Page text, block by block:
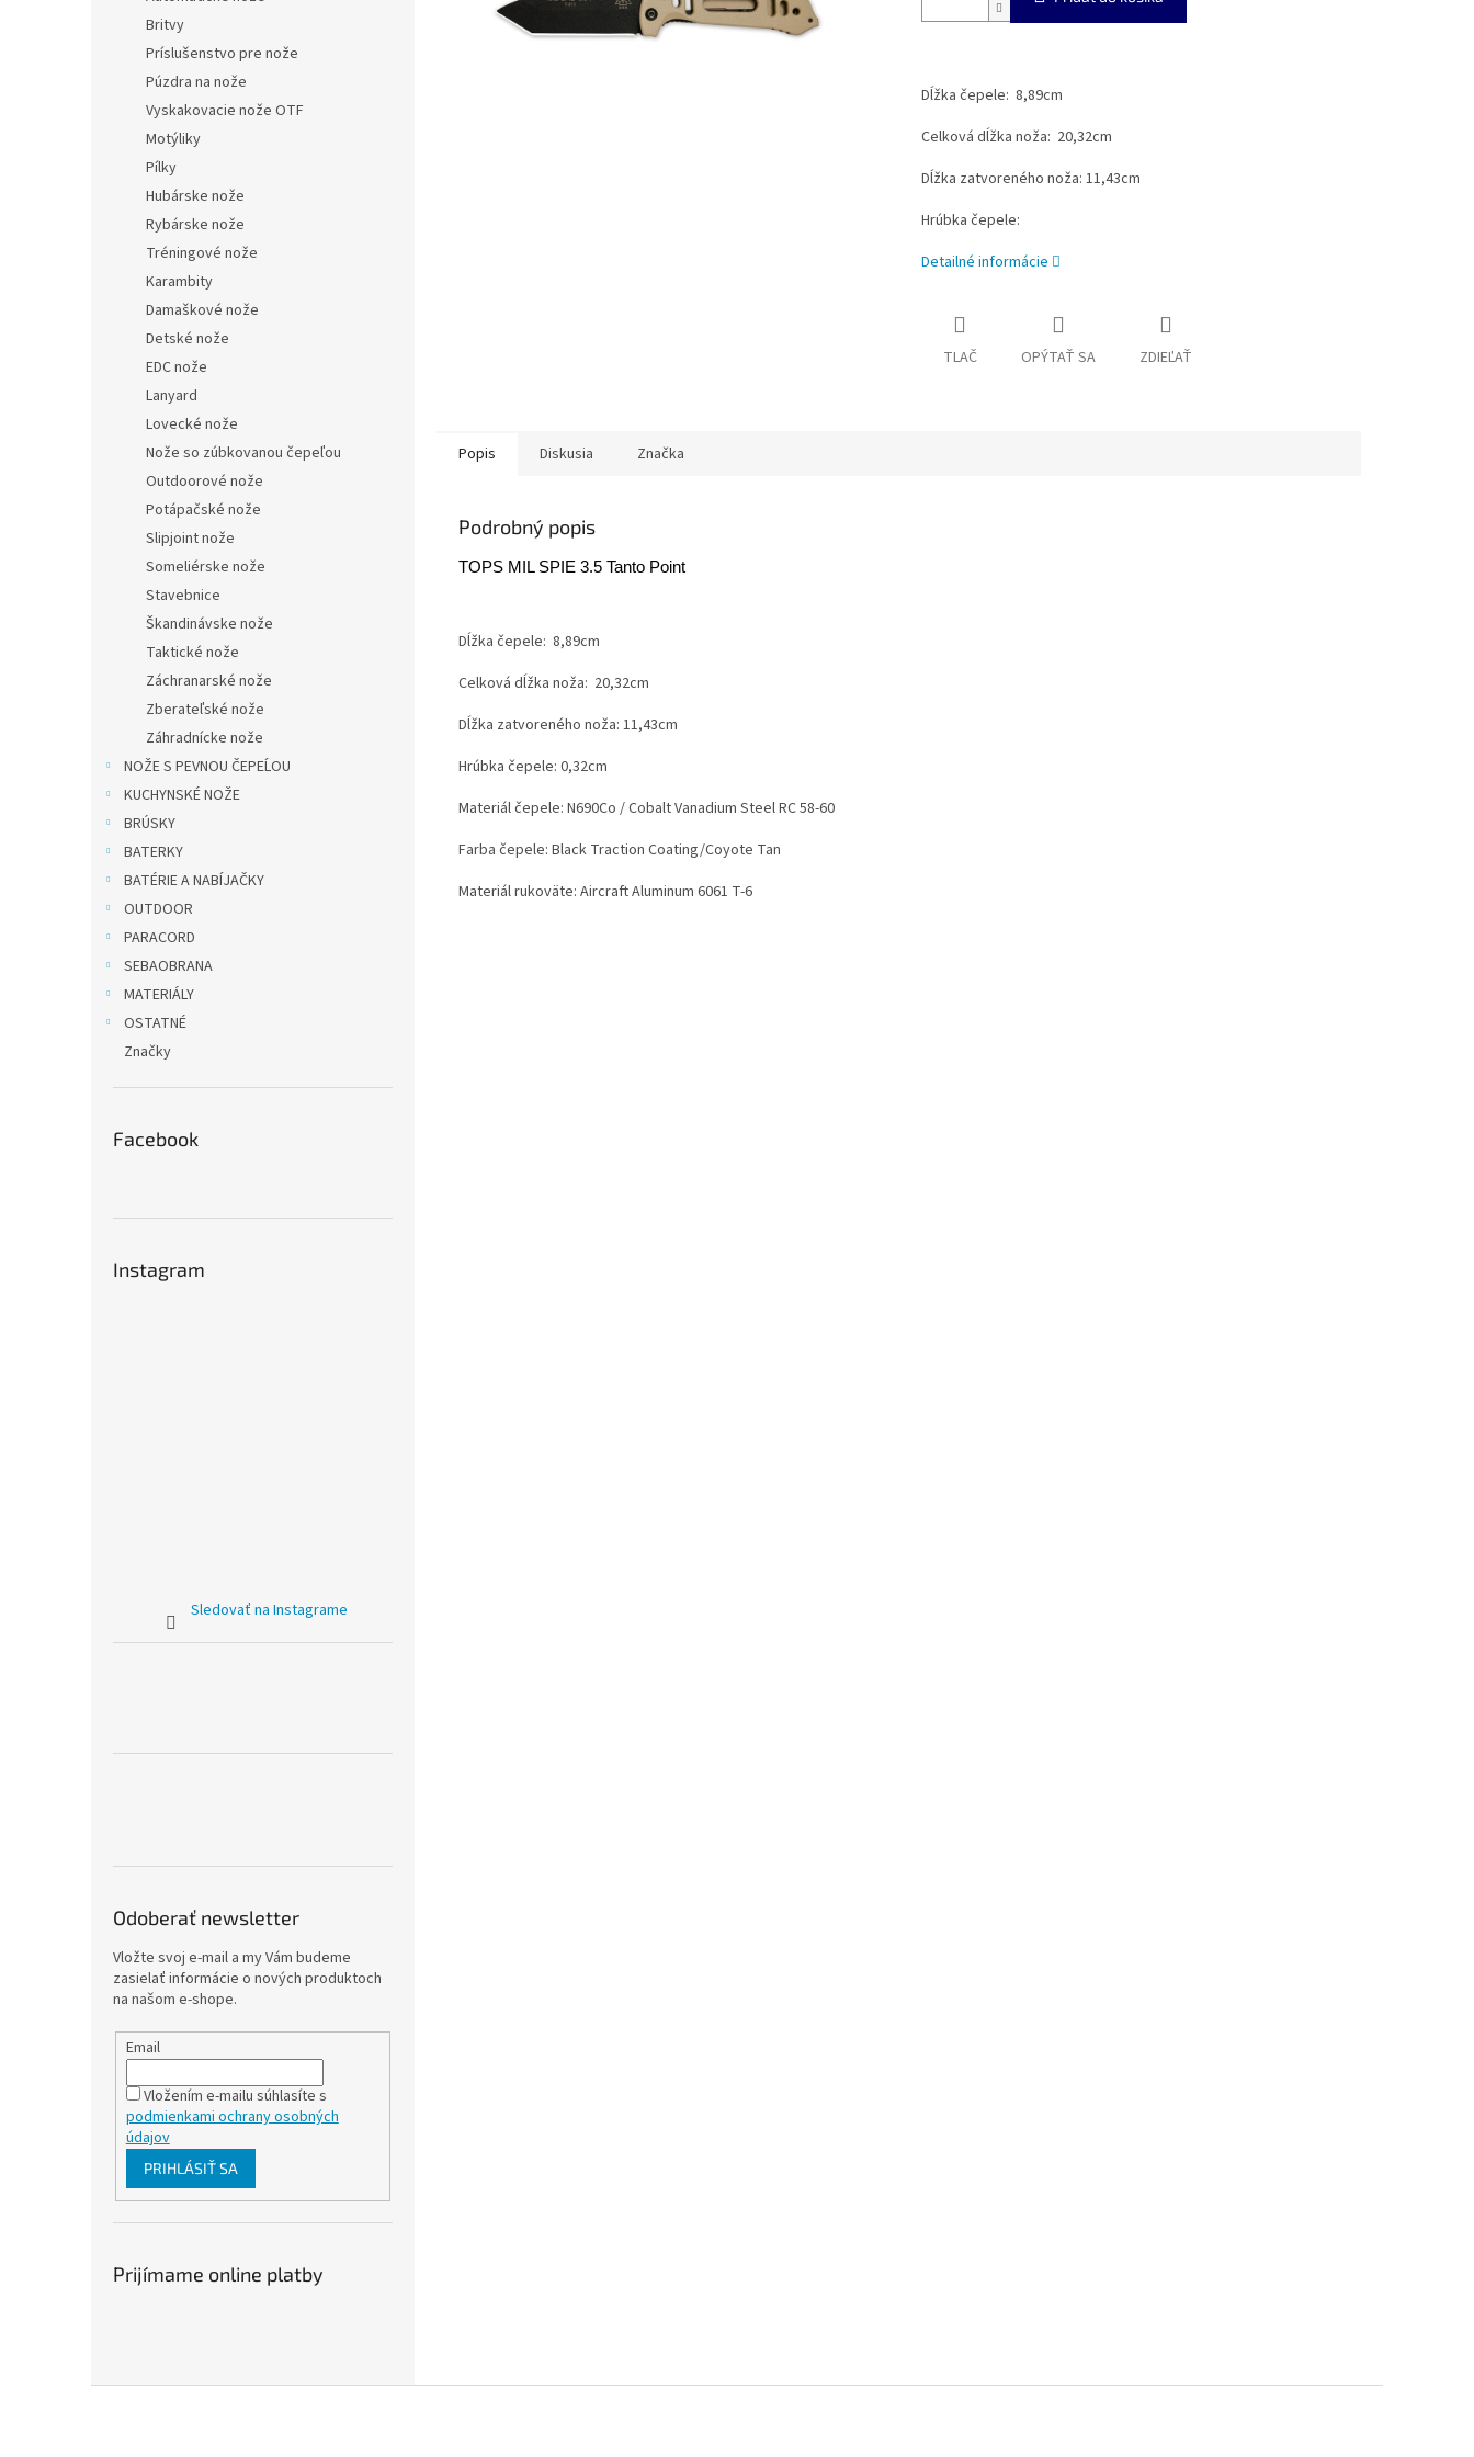
Britvy
Príslušenstvo pre nože
Púzdra na nože
Vyskakovacie nože OTF
Motýliky
Pílky
Hubárske nože
Rybárske nože
Tréningové nože
Karambity
Damaškové nože
Detské nože
EDC nože
Lanyard
Lovecké nože
Nože so zúbkovanou čepeľou
Outdoorové nože
Potápačské nože
Slipjoint nože
Someliérske nože
Stavebnice
Škandinávske nože
Taktické nože
Záchranarské nože
Zberateľské nože
Záhradnícke nože
NOŽE S PEVNOU ČEPEĹOU
KUCHYNSKÉ NOŽE
BRÚSKY
BATERKY
BATÉRIE A NABÍJAČKY
OUTDOOR
PARACORD
SEBAOBRANA
MATERIÁLY
OSTATNÉ
Značky
Facebook
Instagram
Sledovať na Instagrame
Odoberať newsletter
Vložte svoj e-mail a my Vám budeme
zasielať informácie o nových produktoch
na našom e-shope.
Email
Vložením e-mailu súhlasíte s
podmienkami ochrany osobných
údajov
PRIHLÁSIŤ SA
Prijímame online platby
Dĺžka čepele: 8,89cm
Celková dĺžka noža: 20,32cm
Dĺžka zatvoreného noža: 11,43cm
Hrúbka čepele:
Detailné informácie
TLAČ OPÝTAŤ SA ZDIEĽAŤ
Popis Diskusia Značka
Podrobný popis
TOPS MIL SPIE 3.5 Tanto Point
Dĺžka čepele: 8,89cm
Celková dĺžka noža: 20,32cm
Dĺžka zatvoreného noža: 11,43cm
Hrúbka čepele: 0,32cm
Materiál čepele: N690Co / Cobalt Vanadium Steel RC 58-60
Farba čepele: Black Traction Coating/Coyote Tan
Materiál rukoväte: Aircraft Aluminum 6061 T-6